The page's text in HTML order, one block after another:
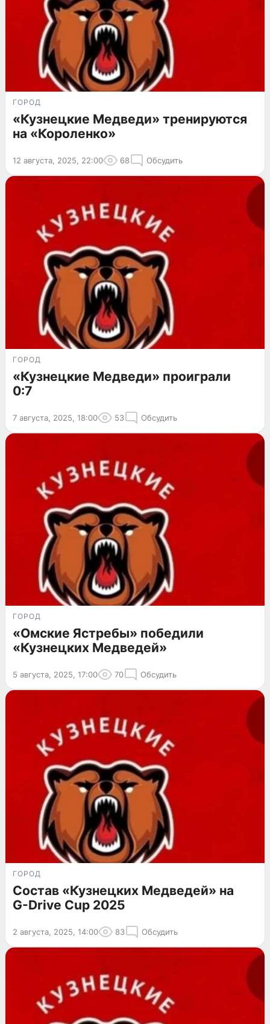
ГОРОД
«Кузнецкие Медведи» тренируются
на «Короленко»
12 августа, 2025, 22:00 68 Обсудить
ГОРОД
«Кузнецкие Медведи» проиграли
0:7
7 августа, 2025, 18:00 53 Обсудить
ГОРОД
«Омские Ястребы» победили
«Кузнецких Медведей»
5 августа, 2025, 17:00 70 Обсудить
ГОРОД
Состав «Кузнецких Медведей» на
G-Drive Cup 2025
2 августа, 2025, 14:00 83 Обсудить